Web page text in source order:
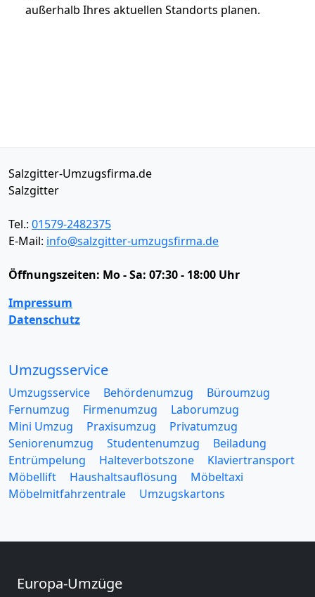
außerhalb Ihres aktuellen Standorts planen.
Salzgitter-Umzugsfirma.de
Salzgitter
Tel.: 01579-2482375
E-Mail: info@salzgitter-umzugsfirma.de
Öffnungszeiten: Mo - Sa: 07:30 - 18:00 Uhr
Impressum
Datenschutz
Umzugsservice
Umzugsservice Behördenumzug
Büroumzug
Fernumzug
Firmenumzug
Laborumzug
Mini Umzug
Praxisumzug
Privatumzug
Seniorenumzug
Studentenumzug
Beiladung
Entrümpelung
Halteverbotszone
Klaviertransport
Möbellift
Haushaltsauflösung
Möbeltaxi
Möbelmitfahrzentrale
Umzugskartons
Europa-Umzüge